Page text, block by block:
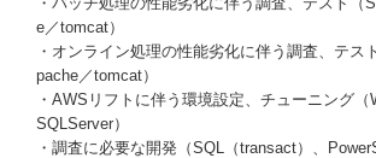
e／tomcat）
・オンライン処理の性能劣化に伴う調査、テス
pache／tomcat）
・AWSリフトに伴う環境設定、チューニング（
SQLServer）
・調査に必要な開発（SQL（transact）、